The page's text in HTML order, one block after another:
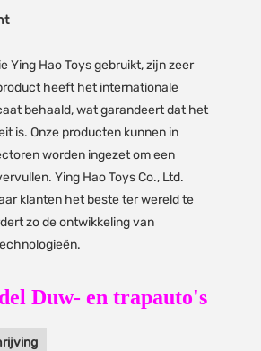
Ying Hao Toys gebruikt, zijn zeer
heeft het internationale
behaald, wat garandeert dat het
is. Onze producten kunnen in
worden ingezet om een
Ying Hao Toys Co., Ltd.
klanten het beste ter wereld te
zo de ontwikkeling van
Duw- en trapauto's